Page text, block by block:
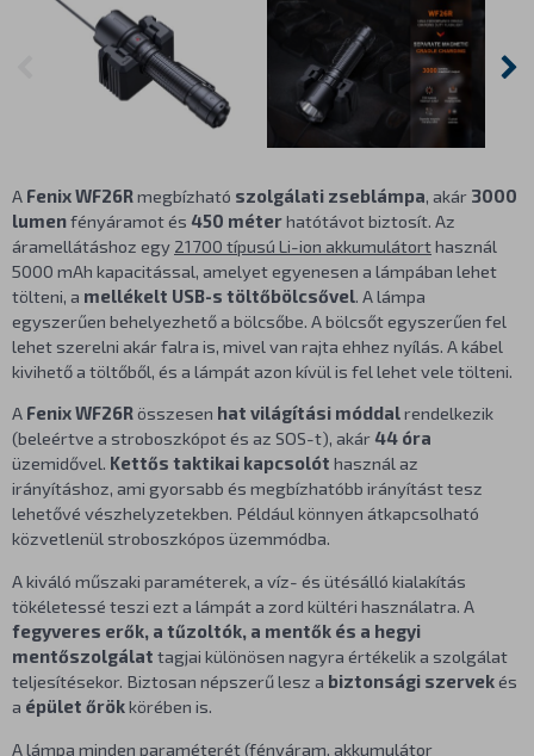
A Fenix WF26Rmegbízható szolgálati zseblámpa, akár 3000
lumenfényáramot és 450 méterhatótávot biztosít. Az
áramellátáshoz egy 21700 típusú Li-ion akkumulátorthasznál
5000 mAh kapacitással, amelyet egyenesen a lámpában lehet
tölteni, a mellékelt USB-s töltőbölcsővel. A lámpa
egyszerűen behelyezhető a bölcsőbe. A bölcsőt egyszerűen fel
lehet szerelni akár falra is, mivel van rajta ehhez nyílás. A kábel
kivihető a töltőből, és a lámpát azon kívül is fel lehet vele tölteni.
A Fenix WF26Rösszesen hat világítási móddalrendelkezik
(beleértve a stroboszkópot és az SOS-t), akár44 óra
üzemidővel. Kettős taktikai kapcsolót használ az
irányításhoz, ami gyorsabb és megbízhatóbb irányítást tesz
lehetővé vészhelyzetekben. Például könnyen átkapcsolható
közvetlenül stroboszkópos üzemmódba.
A kiváló műszaki paraméterek, a víz- és ütésálló kialakítás
tökéletessé teszi ezt a lámpát a zord kültéri használatra. A
fegyveres erők, a tűzoltók, a mentők és a hegyi
mentőszolgálat tagjai különösen nagyra értékelik a szolgálat
teljesítésekor. Biztosan népszerű lesz a biztonsági szervekés
a épület őrökkörében is.
A lámpa minden paraméterét (fényáram, akkumulátor